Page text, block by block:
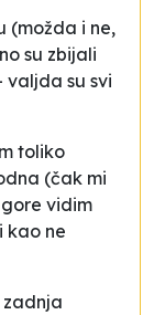
(možda i ne,
su zbijali
valjda su svi
toliko
(čak mi
vidim
kao ne
zadnja